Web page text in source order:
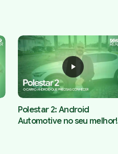
Polestar 2: Android
Automotive no seu melhor!